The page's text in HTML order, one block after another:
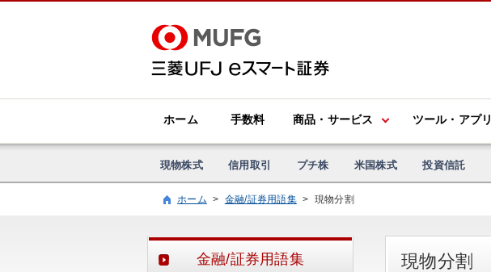
ホーム 手数料 商品・サービス ツール・アプリ
現物株式 信用取引 プチ株 米国株式 投資信託
ホーム > 金融/証券用語集 > 現物分割
現物分割
金融/証券用語集